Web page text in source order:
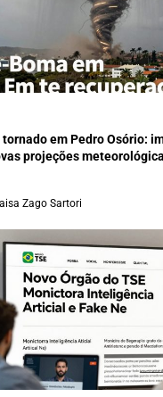
em Pedro Osório:
projeções
Zago Sartori